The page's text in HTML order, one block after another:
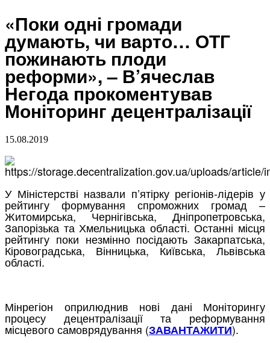
«Поки одні громади
думають, чи варто… ОТГ
пожинають плоди
реформи», – В’ячеслав
Негода прокоментував
Моніторинг децентралізації
15.08.2019
У Міністерстві назвали п’ятірку регіонів-лідерів у
рейтингу формування спроможних громад –
Житомирська, Чернігівська, Дніпропетровська,
Запорізька та Хмельницька області. Останні місця
рейтингу поки незмінно посідають Закарпатська,
Кіровоградська, Вінницька, Київська, Львівська
області.
Мінрегіон оприлюднив нові дані Моніторингу
процесу децентралізації та реформування
місцевого самоврядування (ЗАВАНТАЖИТИ).